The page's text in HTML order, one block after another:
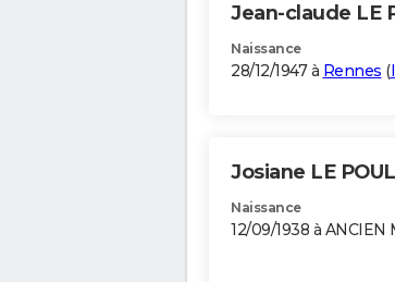
Jean-claude LE
Naissance
28/12/1947 à Rennes (
Josiane LE
Naissance
12/09/1938 à ANCIEN